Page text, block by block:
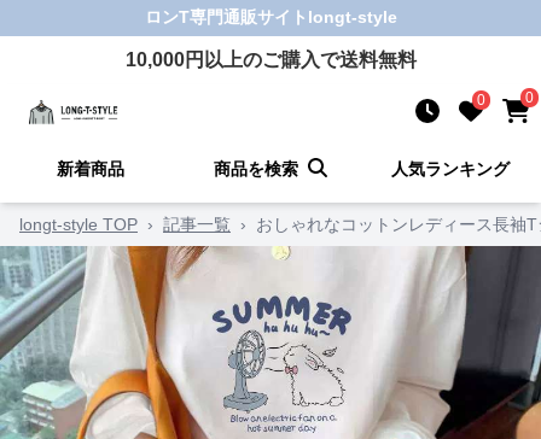
ロンT専門通販サイト longt-style
10,000円以上のご購入で送料無料
0 0
新着商品 商品を検索 人気ランキング
longt-style TOP › 記事一覧 › おしゃれなコットンレディース長袖